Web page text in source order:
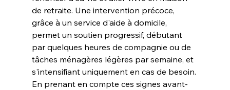
de retraite. Une intervention précoce,
grâce à un service d'aide à domicile,
permet un soutien progressif, débutant
par quelques heures de compagnie ou de
tâches ménagères légères par semaine, et
s'intensifiant uniquement en cas de besoin.
En prenant en compte ces signes avant-